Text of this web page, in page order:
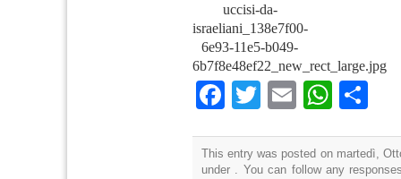
uccisi-da-
israeliani_138e7f00-
6e93-11e5-b049-
6b7f8e48ef22_new_rect_large.jpg
Facebook
TwitterEmail
This entry was posted on martedì,
under . You can follow any